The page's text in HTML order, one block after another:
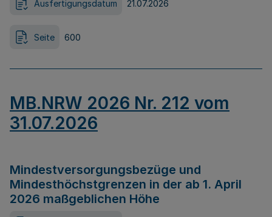
Ausfertigungsdatum 21.07.2026
Seite 600
MB.NRW 2026 Nr. 212 vom
31.07.2026
Mindestversorgungsbezüge und
Mindesthöchstgrenzen in der ab 1. April
2026 maßgeblichen Höhe